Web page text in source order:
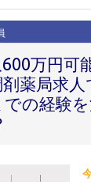
万円可
剤薬局求
の経験